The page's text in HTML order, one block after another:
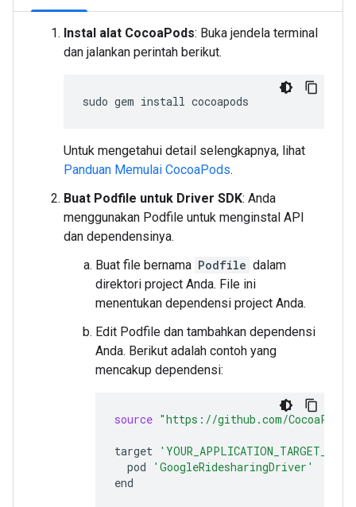
Instal alat CocoaPods: Buka jendela terminal
dan jalankan perintah berikut.
sudo gem install
Untuk mengetahui detail selengkapnya, lihat
Panduan Memulai CocoaPods.
Buat Podfile untuk Driver SDK: Anda
menggunakan Podfile untuk menginstal API
dan dependensinya.
Buat file bernama Podfile dalam
direktori project Anda. File ini
menentukan dependensi project Anda.
Edit Podfile dan tambahkan dependensi
Anda. Berikut adalah contoh yang
mencakup dependensi:
source "https://github.com/
target
pod
'GoogleRidesharingDriver'